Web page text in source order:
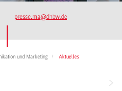
presse.ma@dhbw.de
und Marketing Aktuelles